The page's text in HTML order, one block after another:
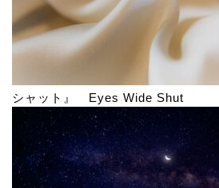
シャット』 Eyes Wide Shut